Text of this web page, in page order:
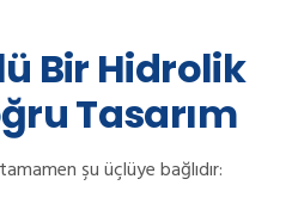
Bir Hidrolik
Tasarım
şu üçlüye bağlıdır: